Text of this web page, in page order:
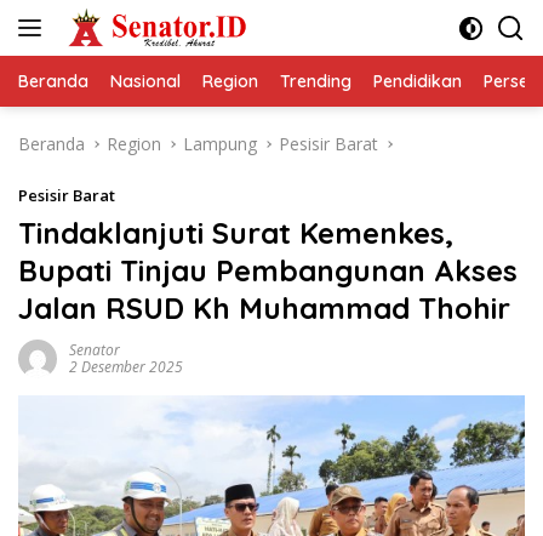
Beranda Nasional Region Trending Pendidikan
Beranda Region Lampung Pesisir Barat
Pesisir Barat
Tindaklanjuti Surat Kemenkes,
Bupati Tinjau Pembangunan Akses
Jalan RSUD Kh Muhammad Thohir
Senator
2 Desember 2025